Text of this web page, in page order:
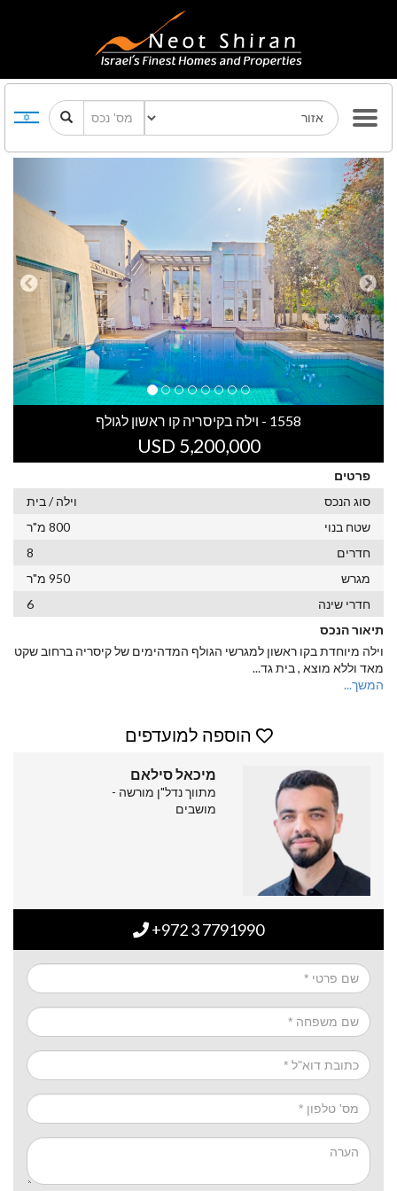
Previous Next
1558 - וילה בקיסריה קו ראשון לגולף
USD 5,200,000
פרטים
סוג הנכס
וילה / בית
שטח בנוי
800 מ"ר
חדרים
8
מגרש
950 מ"ר
חדרי שינה
6
תיאור הנכס
וילה מיוחדת בקו ראשון למגרשי הגולף המדהימים של קיסריה ברחוב שקט
מאד וללא מוצא , בית גד...
המשך...
הוספה למועדפים
מיכאל סילאם
מתווך נדל"ן מורשה -
מושבים
+972 3 7791990